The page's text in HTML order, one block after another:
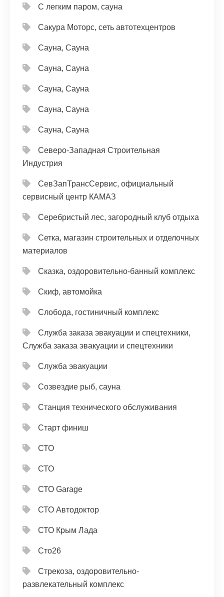
С легким паром, сауна
Сакура Моторс, сеть автотехцентров
Сауна, Сауна
Сауна, Сауна
Сауна, Сауна
Сауна, Сауна
Сауна, Сауна
Северо-Западная Строительная
Индустрия
СевЗапТрансСервис, официальный
сервисный центр КАМАЗ
Серебристый лес, загородный клуб отдыха
Сетка, магазин строительных и отделочных
материалов
Сказка, оздоровительно-банный комплекс
Скиф, автомойка
Слобода, гостиничный комплекс
Служба заказа эвакуации и спецтехники,
Служба заказа эвакуации и спецтехники
Служба эвакуации
Созвездие рыб, сауна
Станция технического обслуживания
Старт финиш
СТО
СТО
СТО Garage
СТО Автодоктор
СТО Крым Лада
Сто26
Стрекоза, оздоровительно-
развлекательный комплекс